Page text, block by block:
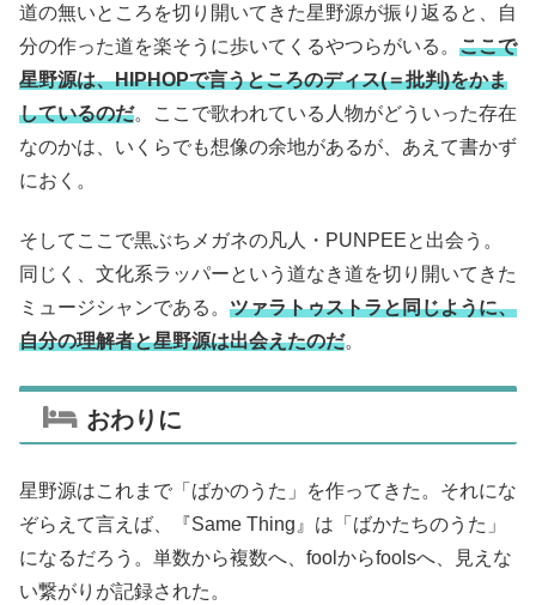
道の無いところを切り開いてきた星野源が振り返ると、自
分の作った道を楽そうに歩いてくるやつらがいる。 ここで
星野源は、HIPHOPで言うところのディス(＝批判)をかま
しているのだ。ここで歌われている人物がどういった存在
なのかは、いくらでも想像の余地があるが、あえて書かず
におく。
そしてここで黒ぶちメガネの凡人・PUNPEEと出会う。
同じく、文化系ラッパーという道なき道を切り開いてきた
ミュージシャンである。 ツァラトゥストラと同じように、
自分の理解者と星野源は出会えたのだ。
おわりに
星野源はこれまで「ばかのうた」を作ってきた。それにな
ぞらえて言えば、『Same Thing』は「ばかたちのうた」
になるだろう。単数から複数へ、foolからfoolsへ、見えな
い繋がりが記録された。